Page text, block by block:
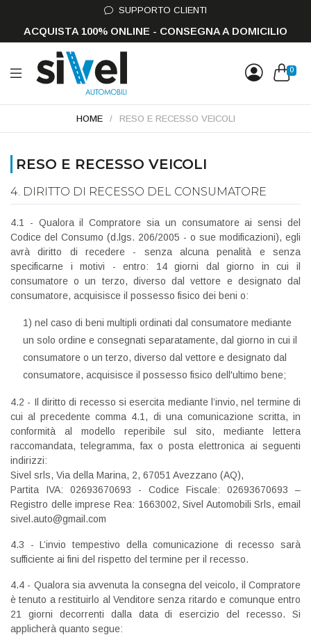
SUPPORTO CLIENTI
ACQUISTA 100% ONLINE - CONSEGNA A DOMICILIO
0
HOME / RESO E RECESSO VEICOLI
RESO E RECESSO VEICOLI
4. DIRITTO DI RECESSO DEL CONSUMATORE
4.1 - Qualora il Compratore sia un consumatore ai sensi del
Codice del Consumo (d.lgs. 206/2005 - o sue modificazioni), egli
avrà diritto di recedere - senza alcuna penalità e senza
specificarne i motivi - entro: 14 giorni dal giorno in cui il
consumatore o un terzo, diverso dal vettore e designato dal
consumatore, acquisisce il possesso fisico dei beni o:
1) nel caso di beni multipli ordinati dal consumatore mediante
un solo ordine e consegnati separatamente, dal giorno in cui il
consumatore o un terzo, diverso dal vettore e designato dal
consumatore, acquisisce il possesso fisico dell'ultimo bene;
4.2 - Il diritto di recesso si esercita mediante l’invio, nel termine di
cui al precedente comma 4.1, di una comunicazione scritta, in
conformità al modello reperibile sul sito, mediante lettera
raccomandata, telegramma, fax o posta elettronica ai seguenti
indirizzi:
Sivel srls, Via della Marina, 2, 67051 Avezzano (AQ),
Partita IVA: 02693670693 - Codice Fiscale: 02693670693 –
Registro delle imprese Rea: 1663002, Sivel Automobili Srls, email
sivel.auto@gmail.com
4.3 - L’invio tempestivo della comunicazione di recesso sarà
sufficiente ai fini del rispetto del termine per il recesso.
4.4 - Qualora sia avvenuta la consegna del veicolo, il Compratore
è tenuto a restituirlo al Venditore senza ritardo e comunque entro
21 giorni decorrenti dalla data di esercizio del recesso. Si
applicherà quanto segue: